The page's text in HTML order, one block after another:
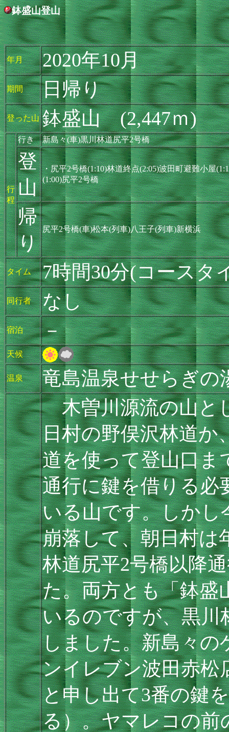
鉢盛山登山
年月 2020年10月
期間 日帰り
登った山 鉢盛山 (2,447ｍ)
行
程
行き 新島々(車)黒川林道尻平2号橋
登
山
・尻平2号橋(1:10)林道終点(2:05)波田町避難小屋
(1:00)尻平2号橋
帰
り
尻平2号橋(車)松本(列車)八王子(列車)新横浜
タイム 7時間30分(コースタ
同行者 なし
宿泊 －
天候
温泉 竜島温泉せせらぎの
木曽川源流の山と
日村の野俣沢林道か
道を使って登山口ま
通行に鍵を借りる必
いる山です。しかし
崩落して、朝日村は
林道尻平2号橋以降
た。両方とも「鉢盛
いるのですが、黒川
しました。新島々の
ンイレブン波田赤松
と申し出て3番の鍵
る）。ヤマレコの前